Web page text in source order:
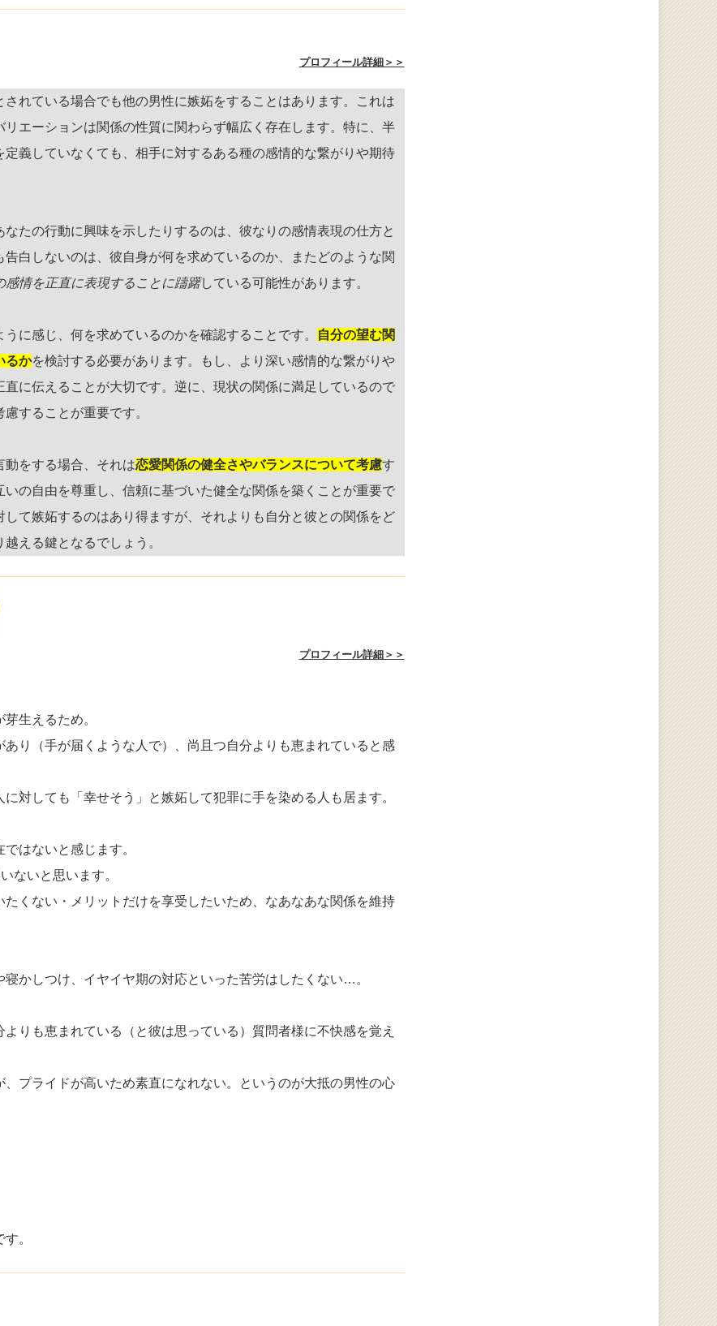
プロフィール詳細＞＞
れている場合でも他の男性に嫉妬をすることはあります。これは
リエーションは関係の性質に関わらず幅広く存在します。特に、半
義していなくても、相手に対するある種の感情的な繋がりや期待
たの行動に興味を示したりするのは、彼なりの感情表現の仕方と
白しないのは、彼自身が何を求めているのか、またどのような関
感情を正直に表現することに躊躇している可能性があります。
に感じ、何を求めているのかを確認することです。
自分の望む関
るかを検討する必要があります。もし、より深い感情的な繋がりや
に伝えることが大切です。逆に、現状の関係に満足しているので
することが重要です。
動をする場合、それは恋愛関係の健全さやバランスについて考慮す
の自由を尊重し、信頼に基づいた健全な関係を築くことが重要で
て嫉妬するのはあり得ますが、それよりも自分と彼との関係をど
える鍵となるでしょう。
プロフィール詳細＞＞
生えるため。
り（手が届くような人で）、尚且つ自分よりも恵まれていると感
対しても「幸せそう」と嫉妬して犯罪に手を染める人も居ます。
はないと感じます。
ないと思います。
くない・メリットだけを享受したいため、なあなあな関係を維持
かしつけ、イヤイヤ期の対応といった苦労はしたくない…。
りも恵まれている（と彼は思っている）質問者様に不快感を覚え
プライドが高いため素直になれない。というのが大抵の男性の心
。